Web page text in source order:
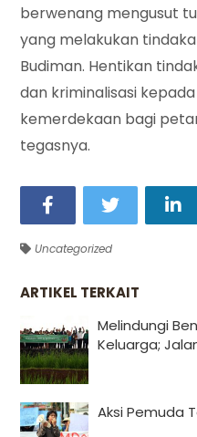
berwenang mengusut
yang melakukan
Budiman. Hentikan
dan kriminalisasi
kemerdekaan bagi
tegasnya.
Uncategorized
ARTIKEL TERKAIT
Melindungi
Keluarga;
Aksi Pemuda